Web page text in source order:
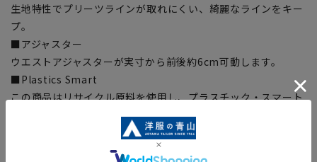
生地特性でプリーツラインが取れにくい、綺麗なラインをキー
プ。
■アジャスター
ウエストアジャスターが実寸から前後約6cm可動します。
■Plastics Smart
この商品はリサイクル原料を使用し、プラスチック・スマート
に賛同しています。当製品は裏地の糸の一部にECOBLUE®を使
用しています。ECOBLUE®はマテリアルリサイクルにより、ペ
ットボトルを繊維へと再生しています。